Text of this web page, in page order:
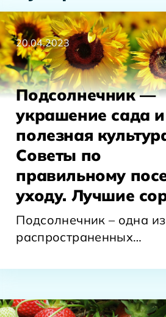
20.04.2023
Подсолнечник —
украшение сада и
полезная
Советы по
правильному
уходу. Лучшие
Подсолнечник – одна
распространенных
которой получают всем